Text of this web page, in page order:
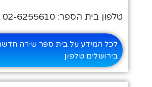
טלפון בית הספר: 02-6255610
לכל המידע על בית ספר שירה חדשה
בירושלים טלפון